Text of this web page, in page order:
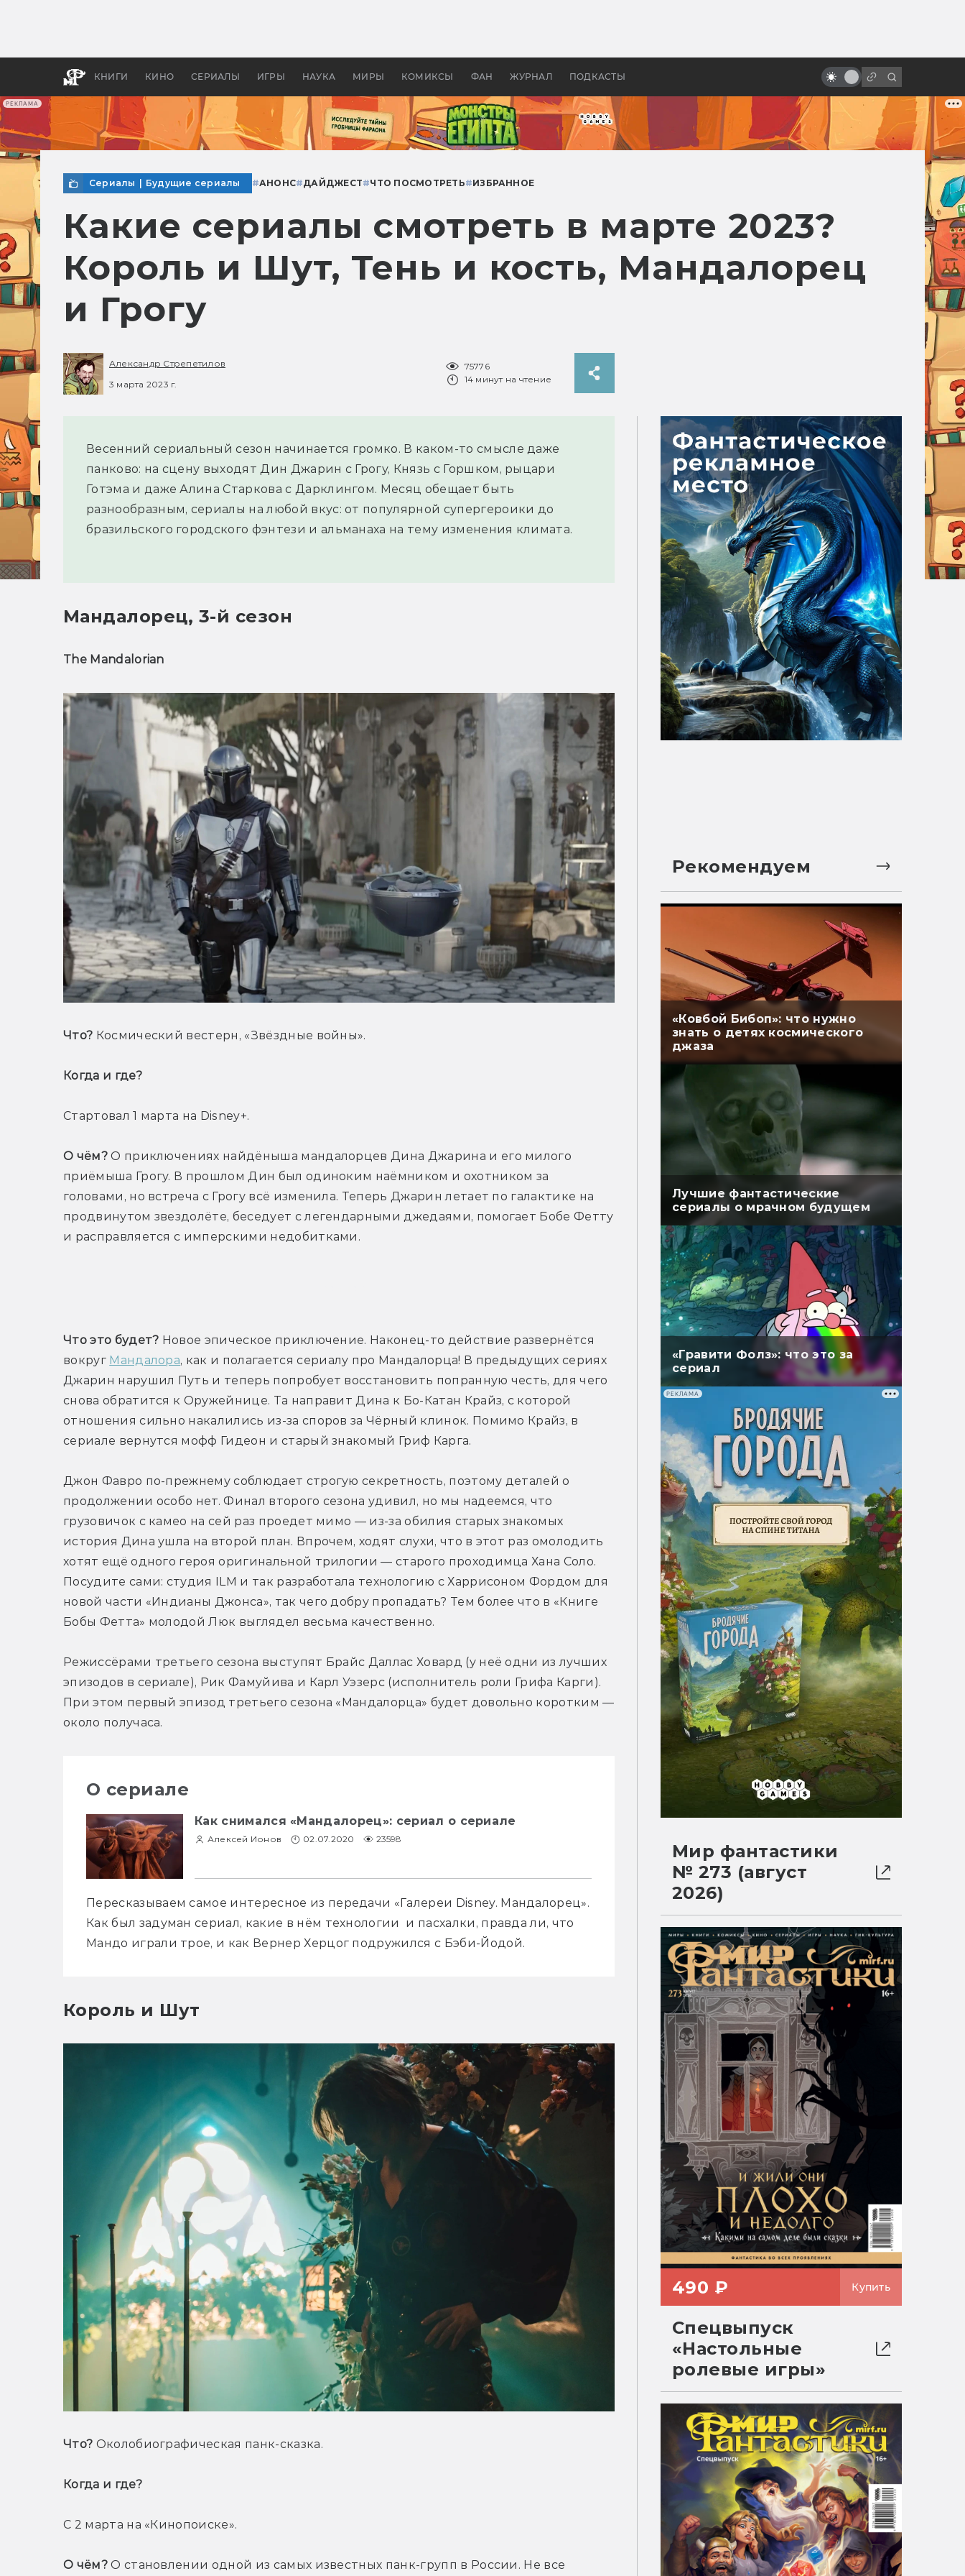
РЕКЛАМА
КНИГИ КИНО СЕРИАЛЫ ИГРЫ НАУКА МИРЫ КОМИКСЫ ФАН ЖУРНАЛ ПОДКАСТЫ
апокалипсис, в России —
бы «Властелина колец»
с Арнольдом Шварценеггером
Сериалы Будущие сериалы #АНОНС#ДАЙДЖЕСТ#ЧТО ПОСМОТРЕТЬ#ИЗБРАННОЕ
Какие сериалы смотреть в марте 2023?
Король и Шут, Тень и кость, Мандалорец
и Грогу
Александр Стрепетилов
3 марта 2023 г.
75776
14 минут на чтение
Весенний сериальный сезон начинается громко. В каком-то смысле даже
панково: на сцену выходят Дин Джарин с Грогу, Князь с Горшком, рыцари
Готэма и даже Алина Старкова с Дарклингом. Месяц обещает быть
разнообразным, сериалы на любой вкус: от популярной супергероики до
бразильского городского фэнтези и альманаха на тему изменения климата.
Мандалорец, 3-й сезон
The Mandalorian
Что? Космический вестерн, «Звёздные войны».
Когда и где?
Стартовал 1 марта на Disney+.
О чём? О приключениях найдёныша мандалорцев Дина Джарина и его милого
приёмыша Грогу. В прошлом Дин был одиноким наёмником и охотником за
головами, но встреча с Грогу всё изменила. Теперь Джарин летает по галактике на
продвинутом звездолёте, беседует с легендарными джедаями, помогает Бобе Фетту
и расправляется с имперскими недобитками.
Что это будет? Новое эпическое приключение. Наконец-то действие развернётся
вокруг Мандалора, как и полагается сериалу про Мандалорца! В предыдущих сериях
Джарин нарушил Путь и теперь попробует восстановить попранную честь, для чего
снова обратится к Оружейнице. Та направит Дина к Бо-Катан Крайз, с которой
отношения сильно накалились из-за споров за Чёрный клинок. Помимо Крайз, в
сериале вернутся мофф Гидеон и старый знакомый Гриф Карга.
Джон Фавро по-прежнему соблюдает строгую секретность, поэтому деталей о
продолжении особо нет. Финал второго сезона удивил, но мы надеемся, что
грузовичок с камео на сей раз проедет мимо — из-за обилия старых знакомых
история Дина ушла на второй план. Впрочем, ходят слухи, что в этот раз омолодить
хотят ещё одного героя оригинальной трилогии — старого проходимца Хана Соло.
Посудите сами: студия ILM и так разработала технологию с Харрисоном Фордом для
новой части «Индианы Джонса», так чего добру пропадать? Тем более что в «Книге
Бобы Фетта» молодой Люк выглядел весьма качественно.
Режиссёрами третьего сезона выступят Брайс Даллас Ховард (у неё одни из лучших
эпизодов в сериале), Рик Фамуйива и Карл Уэзерс (исполнитель роли Грифа Карги).
При этом первый эпизод третьего сезона «Мандалорца» будет довольно коротким —
около получаса.
О сериале
Как снимался «Мандалорец»: сериал о сериале
Алексей Ионов 02.07.2020 23598
Пересказываем самое интересное из передачи «Галереи Disney. Мандалорец».
Как был задуман сериал, какие в нём технологии  и пасхалки, правда ли, что
Мандо играли трое, и как Вернер Херцог подружился с Бэби-Йодой.
Король и Шут
Что? Околобиографическая панк-сказка.
Когда и где?
С 2 марта на «Кинопоиске».
О чём? О становлении одной из самых известных панк-групп в России. Не все
Рекомендуем
«Ковбой Бибоп»: что нужно
знать о детях космического
джаза
Лучшие фантастические
сериалы о мрачном будущем
«Гравити Фолз»: что это за
сериал
РЕКЛАМА
Мир фантастики
№ 273 (август
2026)
490 ₽ Купить
Спецвыпуск
«Настольные
ролевые игры»